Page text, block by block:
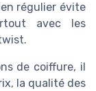
régulier évite
avec les
de coiffure, il
la qualité des